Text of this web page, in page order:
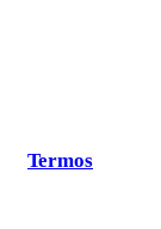
Termos